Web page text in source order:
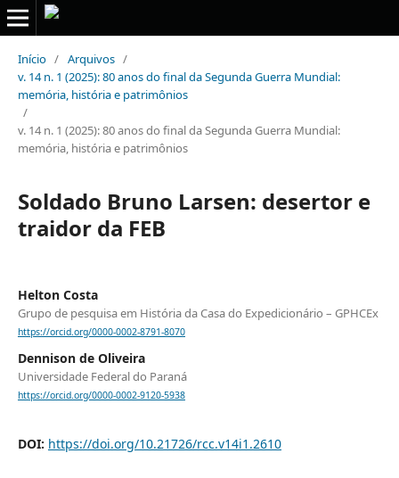
Início / Arquivos /
v. 14 n. 1 (2025): 80 anos do final da Segunda Guerra Mundial:
memória, história e patrimônios
/
v. 14 n. 1 (2025): 80 anos do final da Segunda Guerra Mundial:
memória, história e patrimônios
Soldado Bruno Larsen: desertor e
traidor da FEB
Helton Costa
Grupo de pesquisa em História da Casa do Expedicionário – GPHCEx
https://orcid.org/0000-0002-8791-8070
Dennison de Oliveira
Universidade Federal do Paraná
https://orcid.org/0000-0002-9120-5938
DOI: https://doi.org/10.21726/rcc.v14i1.2610